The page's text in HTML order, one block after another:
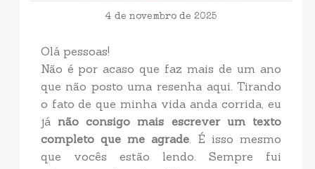
4 de novembro de 2025
Olá pessoas!
Não é por acaso que faz mais de um ano
que não posto uma resenha aqui. Tirando
o fato de que minha vida anda corrida, eu
já não consigo mais escrever um texto
completo que me agrade . É isso mesmo
que vocês estão lendo. Sempre fui